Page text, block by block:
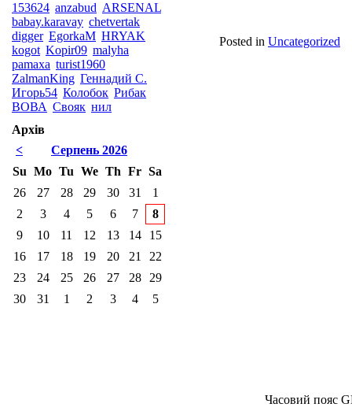
Posted in Uncategorized
153624 anzabud ARSENAL
babay.karavay chetvertak
digger EgorkaM HRYAK
kogot Kopir09 malyha
pamaxa turist1960
ZalmanKing Геннадий С.
Игорь54 Колобок Рибак
ВОВА Свояк нил
Архів
<
Серпень 2026
Su Mo Tu We Th Fr Sa
26
27 28 29 30 31
1
2
3 4 5 6 7
8
9
10 11 12 13 14
15
16
17 18 19 20 21
22
23
24 25 26 27 28
29
30
31 1 2 3 4 5
Часовий пояс